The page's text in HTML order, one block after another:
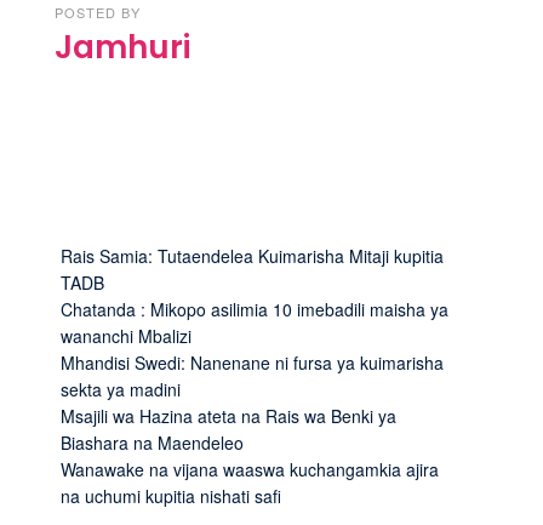
POSTED BY
Jamhuri
Rais Samia: Tutaendelea Kuimarisha Mitaji kupitia
TADB
Chatanda : Mikopo asilimia 10 imebadili maisha ya
wananchi Mbalizi
Mhandisi Swedi: Nanenane ni fursa ya kuimarisha
sekta ya madini
Msajili wa Hazina ateta na Rais wa Benki ya
Biashara na Maendeleo
Wanawake na vijana waaswa kuchangamkia ajira
na uchumi kupitia nishati safi